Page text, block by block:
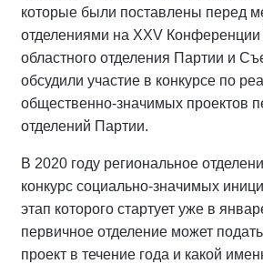
которые были поставлены перед
отделениями на XXV Конференции
областного отделения Партии и
обсудили участие в конкурсе по
общественно-значимых проектов
отделений Партии.
В 2020 году региональное
конкурс социально-значимых
этап которого стартует уже в
первичное отделение может
проект в течение года и какой